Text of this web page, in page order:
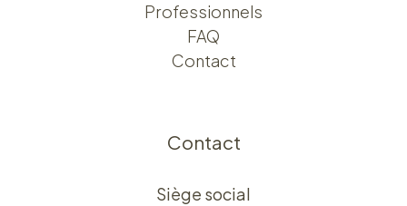
Professionnels
FAQ
Contact
Contact
Siège social